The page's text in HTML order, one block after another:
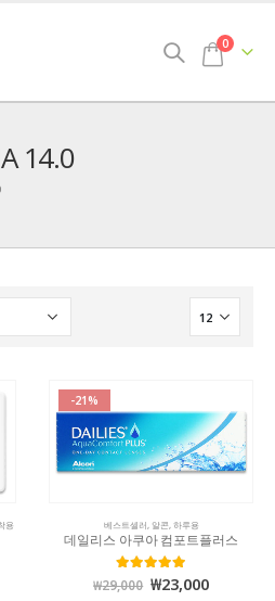
0
14.0
용
-21%
베스트셀러 알콘 하루용
데일리스 아쿠아 컴포트플러스
5.00 out of 5
₩29,000 ₩23,000